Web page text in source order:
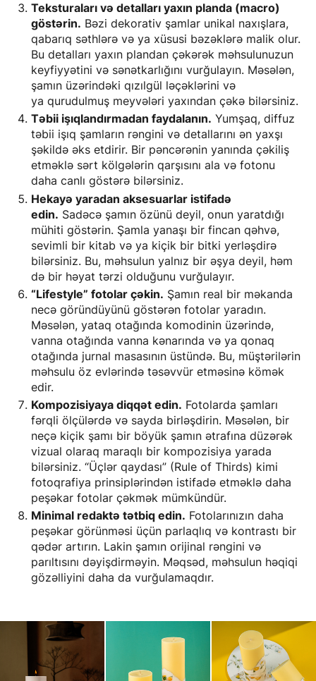
Teksturaları və detalları yaxın planda (macro)
göstərin. Bəzi dekorativ şamlar unikal naxışlara,
qabarıq səthlərə və ya xüsusi bəzəklərə malik olur.
Bu detalları yaxın plandan çəkərək məhsulunuzun
keyfiyyətini və sənətkarlığını vurğulayın. Məsələn,
şamın üzərindəki qızılgül ləçəklərini və
ya qurudulmuş meyvələri yaxından çəkə bilərsiniz.
Təbii işıqlandırmadan faydalanın. Yumşaq, diffuz
təbii işıq şamların rəngini və detallarını ən yaxşı
şəkildə əks etdirir. Bir pəncərənin yanında çəkiliş
etməklə sərt kölgələrin qarşısını ala və fotonu
daha canlı göstərə bilərsiniz.
Hekayə yaradan aksesuarlar istifadə
edin. Sadəcə şamın özünü deyil, onun yaratdığı
mühiti göstərin. Şamla yanaşı bir fincan qəhvə,
sevimli bir kitab və ya kiçik bir bitki yerləşdirə
bilərsiniz. Bu, məhsulun yalnız bir əşya deyil, həm
də bir həyat tərzi olduğunu vurğulayır.
“Lifestyle” fotolar çəkin. Şamın real bir məkanda
necə göründüyünü göstərən fotolar yaradın.
Məsələn, yataq otağında komodinin üzərində,
vanna otağında vanna kənarında və ya qonaq
otağında jurnal masasının üstündə. Bu, müştərilərin
məhsulu öz evlərində təsəvvür etməsinə kömək
edir.
Kompozisiyaya diqqət edin. Fotolarda şamları
fərqli ölçülərdə və sayda birləşdirin. Məsələn, bir
neçə kiçik şamı bir böyük şamın ətrafına düzərək
vizual olaraq maraqlı bir kompozisiya yarada
bilərsiniz. “Üçlər qaydası” (Rule of Thirds) kimi
fotoqrafiya prinsiplərindən istifadə etməklə daha
peşəkar fotolar çəkmək mümkündür.
Minimal redaktə tətbiq edin. Fotolarınızın daha
peşəkar görünməsi üçün parlaqlıq və kontrastı bir
qədər artırın. Lakin şamın orijinal rəngini və
parıltısını dəyişdirməyin. Məqsəd, məhsulun həqiqi
gözəlliyini daha da vurğulamaqdır.